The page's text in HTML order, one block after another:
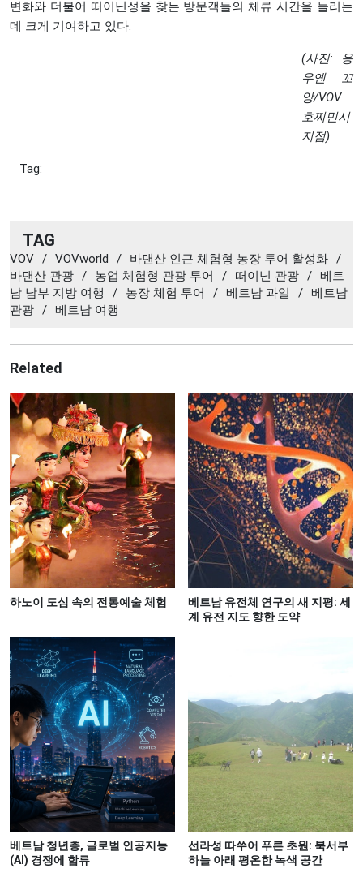
변화와 더불어 떠이닌성을 찾는 방문객들의 체류 시간을 늘리는
데 크게 기여하고 있다.
(사진: 응
우옌 꼬
앙/VOV
호찌민시
지점)
Tag:
TAG
VOV / VOVworld / 바댄산 인근 체험형 농장 투어 활성화 /
바댄산 관광 / 농업 체험형 관광 투어 / 떠이닌 관광 / 베트
남 남부 지방 여행
/ 농장 체험 투어 / 베트남 과일 / 베트남
관광 / 베트남 여행
Related
하노이 도심 속의 전통예술 체험
베트남 유전체 연구의 새 지평: 세
계 유전 지도 향한 도약
베트남 청년층, 글로벌 인공지능
(AI) 경쟁에 합류
선라성 따쑤어 푸른 초원: 북서부
하늘 아래 평온한 녹색 공간